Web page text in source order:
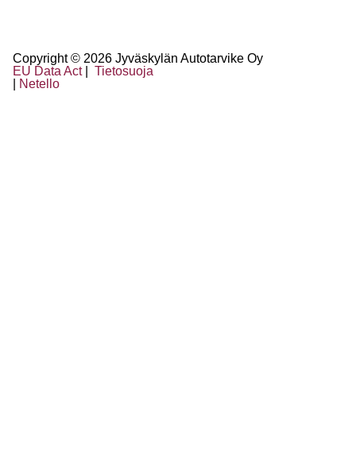
Copyright © 2026 Jyväskylän Autotarvike Oy
EU Data Act|
Tietosuoja
Netello